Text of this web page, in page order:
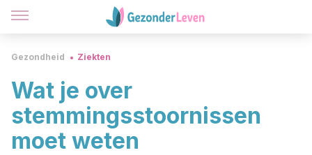
Gezondheid Ziekten
Wat je over
stemmingsstoornissen
moet weten